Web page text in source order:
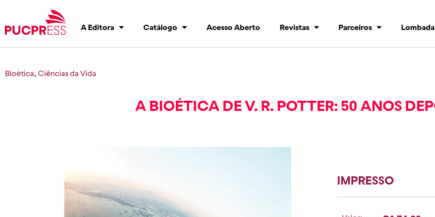
A Editora Catálogo Acesso Aberto Revistas Parceiros Lombada
Bioética, Ciências da Vida
A BIOÉTICA DE V. R. POTTER: 50 ANOS
IMPRESSO